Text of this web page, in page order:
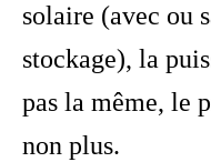
solaire (avec ou
stockage), la
pas la même, le
non plus.